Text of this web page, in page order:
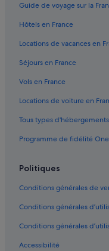
Guide de voyage sur la
Hôtels en France
Locations de vacances en
Séjours en France
Vols en France
Locations de voiture en
Tous types d'hébergements
Programme de fidélité
Politiques
Conditions générales de
Conditions générales
Conditions générales
Accessibilité